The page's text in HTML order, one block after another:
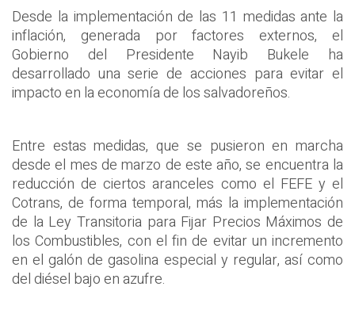
Desde la implementación de las 11 medidas ante la
inflación, generada por factores externos, el
Gobierno del Presidente Nayib Bukele ha
desarrollado una serie de acciones para evitar el
impacto en la economía de los salvadoreños.
Entre estas medidas, que se pusieron en marcha
desde el mes de marzo de este año, se encuentra la
reducción de ciertos aranceles como el FEFE y el
Cotrans, de forma temporal, más la implementación
de la Ley Transitoria para Fijar Precios Máximos de
los Combustibles, con el fin de evitar un incremento
en el galón de gasolina especial y regular, así como
del diésel bajo en azufre.